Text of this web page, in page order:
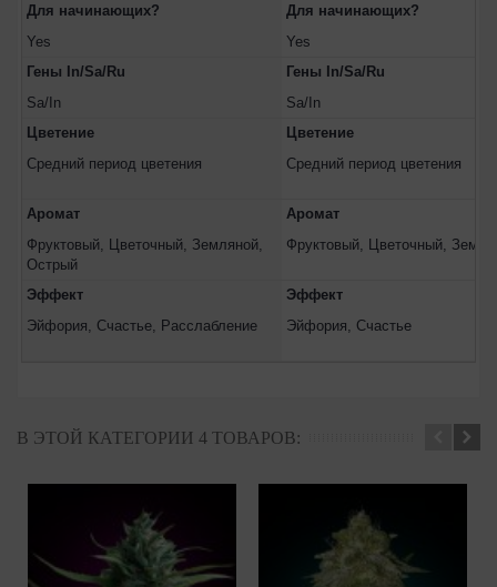
Для начинающих?
Yes
Для начинающих?
Yes
Гены In/Sa/Ru
Sa/In
Гены In/Sa/Ru
Sa/In
Цветение
Средний период цветения
Цветение
Средний период цветения
Аромат
Фруктовый, Цветочный, Земляной,
Острый
Аромат
Фруктовый, Цветочный,
Эффект
Эйфория, Счастье, Расслабление
Эффект
Эйфория, Счастье
В ЭТОЙ КАТЕГОРИИ 4 ТОВАРОВ: